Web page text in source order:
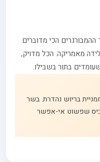
הכי מדוברים
מאמריקה. הכל מדויק,
בתור בשבילו.
בריוש נהדרת. בשר
שפשוט אי-אפשר